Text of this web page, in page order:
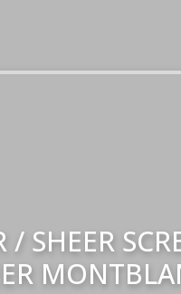
/ SHEER